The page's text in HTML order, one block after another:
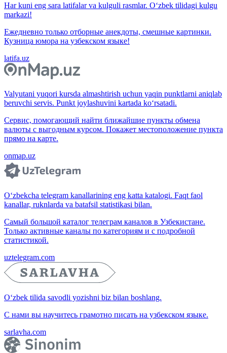
Har kuni eng sara latifalar va kulguli rasmlar. O‘zbek tilidagi kulgu
markazi!
Ежедневно только отборные анекдоты, смешные картинки.
Кузница юмора на узбекском языке!
latifa.uz
Valyutani yuqori kursda almashtirish uchun yaqin punktlarni aniqlab
beruvchi servis. Punkt joylashuvini kartada ko‘rsatadi.
Сервис, помогающий найти ближайшие пункты обмена
валюты с выгодным курсом. Покажет местоположение пункта
прямо на карте.
onmap.uz
O‘zbekcha telegram kanallarining eng katta katalogi. Faqt faol
kanallar, ruknlarda va batafsil statistikasi bilan.
Самый большой каталог телеграм каналов в Узбекистане.
Только активные каналы по категориям и с подробной
статистикой.
uztelegram.com
O‘zbek tilida savodli yozishni biz bilan boshlang.
С нами вы научитесь грамотно писать на узбекском языке.
sarlavha.com